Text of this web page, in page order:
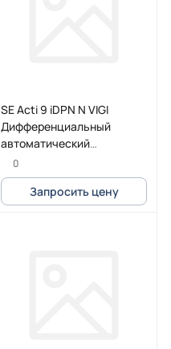
SE Acti 9 iDPN N VIGI
Дифференциальный
автоматический
выключатель 6KA 10A B
30MA AC
0
Запросить цену